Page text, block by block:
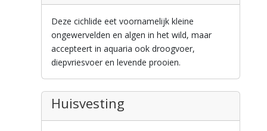
Deze cichlide eet voornamelijk kleine
ongewervelden en algen in het wild, maar
accepteert in aquaria ook droogvoer,
diepvriesvoer en levende prooien.
Huisvesting